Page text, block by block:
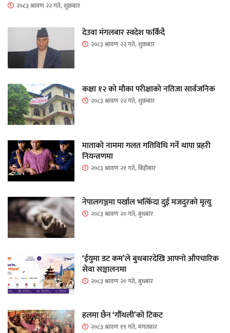
२०८३ श्रावण २२ गते, शुक्रबार
देउवा मंगलबार स्वदेश फर्किंदै
२०८३ श्रावण २२ गते, शुक्रबार
कक्षा १२ को मौका परीक्षाको नतिजा सार्वजनिक
२०८३ श्रावण २२ गते, शुक्रबार
माताकाे नाममा गलत गतिविधि गर्ने थापा प्रहरी
नियन्त्रणमा
२०८३ श्रावण २१ गते, बिहीबार
नेपालगञ्जमा पर्खाल भत्किँदा दुई मजदुरको मृत्यु
२०८३ श्रावण २० गते, बुधबार
‘ईयुमा डट कम’ले बुधबारदेखि आफ्नो औपचारिक
सेवा सञ्चालनमा
२०८३ श्रावण २० गते, बुधबार
हलमा छैन ‘गौँथली’को टिकट
२०८३ श्रावण १९ गते, मंगलवार